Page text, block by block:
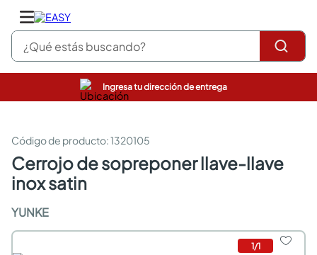
¿Qué estás buscando?
Ingresa tu dirección de entrega
:1320105
cerrojo de sopreponer llave-llave
inox satin
YUNKE
1/1
pinturas
sanitarios
comedor
escritorio
armarios closet
comedores